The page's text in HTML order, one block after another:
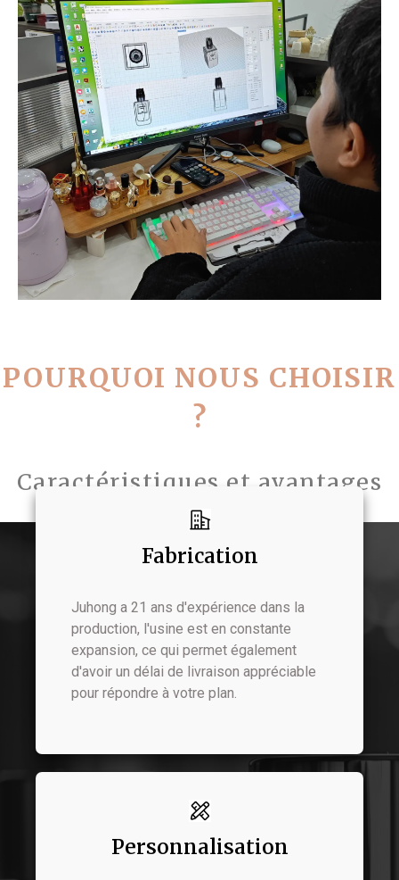
POURQUOI NOUS CHOISIR
?
Caractéristiques et avantages
Fabrication
Juhong a 21 ans d'expérience dans la
production, l'usine est en constante
expansion, ce qui permet également
d'avoir un délai de livraison appréciable
pour répondre à votre plan.
Personnalisation